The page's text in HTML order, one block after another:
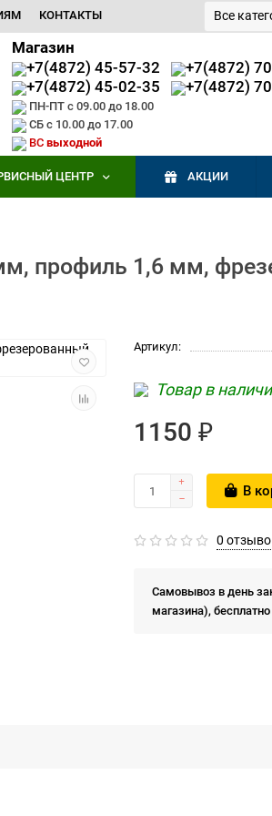
КОНТАКТЫ Все
Магазин
+7(4872) 45-57-32
+7(4872)
+7(4872) 45-02-35
+7(4872)
ПН-ПТ с 09.00 до 18.00
СБ с 10.00 до 17.00
ВС выходной
ЦЕНТР АКЦИИ
профиль 1,6 мм,
Артикул:
Товар в
1150 ₽
В
0
Самовывоз в день
магазина), бесплатно